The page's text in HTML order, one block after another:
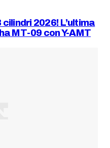
2026! L’ultima
MT-09 con Y-AMT